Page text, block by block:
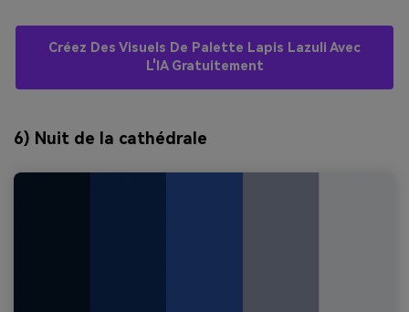
Créez Des Visuels De Palette Lapis Lazuli Avec
L'IA Gratuitement
6) Nuit de la cathédrale